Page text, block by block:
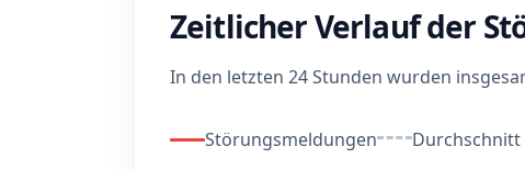
Zeitlicher Verlauf der
In den letzten 24 Stunden wurden
Störungsmeldungen Durchschnitt